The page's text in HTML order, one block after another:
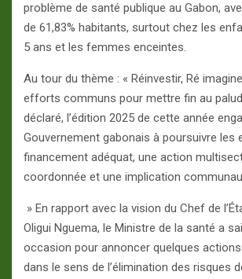
problème de santé publique au Gabon,
de 61,83% habitants, surtout chez les
5 ans et les femmes enceintes.
Au tour du thème : « Réinvestir, Ré
efforts communs pour mettre fin au
déclaré, l’édition 2025 de cette année
Gouvernement gabonais à poursuivre les
financement adéquat, une action
coordonnée et une implication
» En rapport avec la vision du Chef de
Oligui Nguema, le Ministre de la santé a
occasion pour annoncer quelques
dans le sens de l’élimination des risques